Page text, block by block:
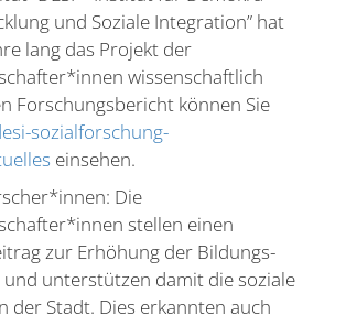
und Soziale Integration” hat
lang das Projekt der
wissen­schaftlich
Forschungs­be­richt können Sie
sozialforschung-
einsehen.
Die
stellen einen
zur Erhöhung der Bildungs­
und unter­stützen damit die soziale
der Stadt. Dies erkannten auch